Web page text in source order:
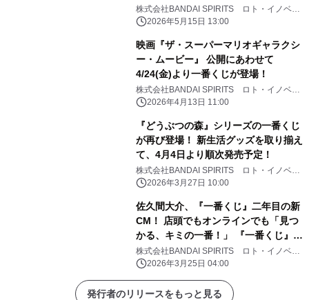
株式会社BANDAI SPIRITS ロト・イノベー
ション事業部
2026年5月15日 13:00
映画『ザ・スーパーマリオギャラクシ
ー・ムービー』 公開にあわせて
4/24(金)より一番くじが登場！
株式会社BANDAI SPIRITS ロト・イノベー
ション事業部
2026年4月13日 11:00
『どうぶつの森』シリーズの一番くじ
が再び登場！ 新生活グッズを取り揃え
て、4月4日より順次発売予定！
株式会社BANDAI SPIRITS ロト・イノベー
ション事業部
2026年3月27日 10:00
佐久間大介、『一番くじ』二年目の新
CM！ 店頭でもオンラインでも「見つ
かる、キミの一番！」 『一番くじ』新
CM「プレイリスト」篇 3月25日
（水）より公開 TVCMも3月25日
（水）から放映開始
株式会社BANDAI SPIRITS ロト・イノベー
ション事業部
2026年3月25日 04:00
発行者のリリースをもっと見る